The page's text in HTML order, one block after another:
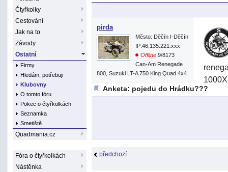
Čtyřkolky
Cestování
Jak na to
Závody
Ostatní
Firmy
Hledám, potřebuji
Klubovny
O tomto fóru
Pokec o čtyřkolkách
Seznamka
Smetiště
Quadmania.cz
Fóra o čtyřkolkách
Nástěnka
pirda
Město: Děčín I-Děčín
IP:46.135.221.xxx
Offline 9/8173
Can-Am Renegade
800, Suzuki LT-A 750 King Quad 4x4
Anketa: pojedu do Hrádku???
předchozí